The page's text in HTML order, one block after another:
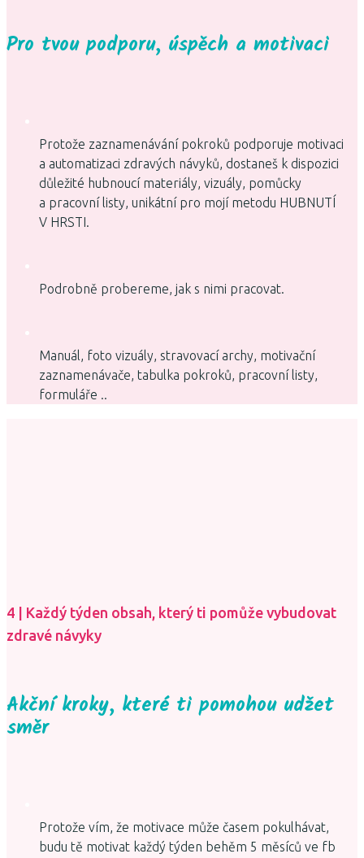
Pro tvou podporu, úspěch a motivaci
Protože zaznamenávání pokroků podporuje motivaci
a automatizaci zdravých návyků, dostaneš k dispozici
důležité hubnoucí materiály, vizuály, pomůcky
a pracovní listy, unikátní pro mojí metodu HUBNUTÍ
V HRSTI.
Podrobně probereme, jak s nimi pracovat.
Manuál, foto vizuály, stravovací archy, motivační
zaznamenávače, tabulka pokroků, pracovní listy,
formuláře ..
4 | Každý týden obsah, který ti pomůže vybudovat
zdravé návyky
Akční kroky, které ti pomohou udžet
směr
Protože vím, že motivace může časem pokulhávat,
budu tě motivat každý týden behěm 5 měsíců ve fb